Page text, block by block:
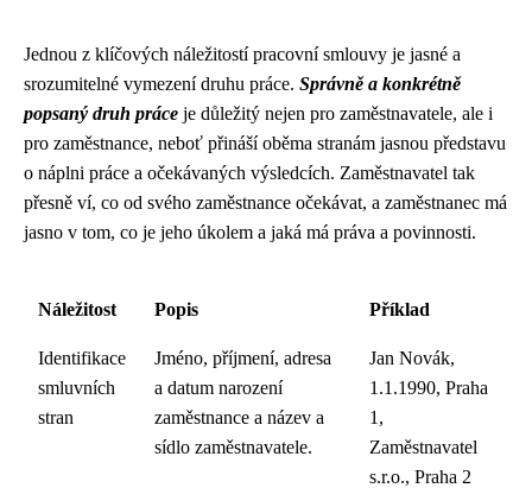
Jednou z klíčových náležitostí pracovní smlouvy je jasné a
srozumitelné vymezení druhu práce. Správně a konkrétně
popsaný druh práce je důležitý nejen pro zaměstnavatele, ale i
pro zaměstnance, neboť přináší oběma stranám jasnou představu
o náplni práce a očekávaných výsledcích. Zaměstnavatel tak
přesně ví, co od svého zaměstnance očekávat, a zaměstnanec má
jasno v tom, co je jeho úkolem a jaká má práva a povinnosti.
Náležitost Popis Příklad
Identifikace
smluvních
stran
Jméno, příjmení, adresa
a datum narození
zaměstnance a název a
sídlo zaměstnavatele.
Jan Novák,
1.1.1990, Praha
1,
Zaměstnavatel
s.r.o., Praha 2